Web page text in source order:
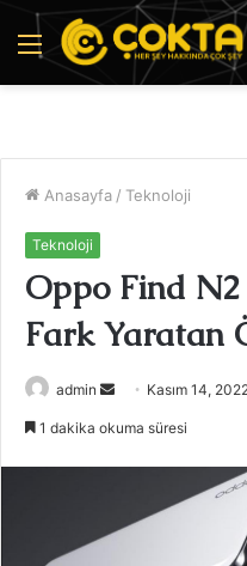
Menü
Anasayfa / Teknoloji
Teknoloji
Oppo Find
Fark Yaratan
admin
Bir
Kasım 14,
1 dakika okuma süresi